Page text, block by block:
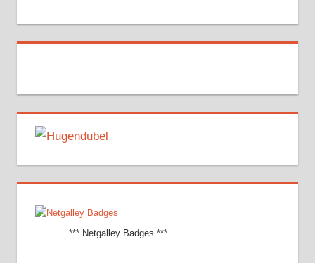
............*** Netgalley Badges ***............